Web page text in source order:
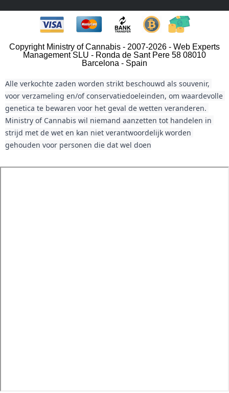
Copyright Ministry of Cannabis - 2007-2026 - Web Experts
Management SLU - Ronda de Sant Pere 58 08010
Barcelona - Spain
Alle verkochte zaden worden strikt beschouwd als souvenir,
voor verzameling en/of conservatiedoeleinden, om waardevolle
genetica te bewaren voor het geval de wetten veranderen.
Ministry of Cannabis wil niemand aanzetten tot handelen in
strijd met de wet en kan niet verantwoordelijk worden
gehouden voor personen die dat wel doen